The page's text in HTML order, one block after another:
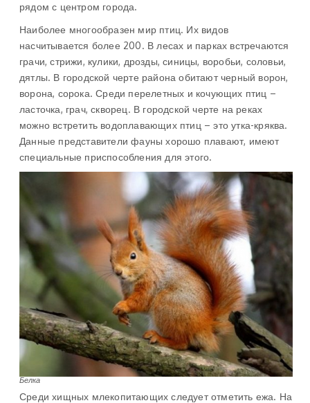
рядом с центром города.
Наиболее многообразен мир птиц. Их видов
насчитывается более 200. В лесах и парках встречаются
грачи, стрижи, кулики, дрозды, синицы, воробьи, соловьи,
дятлы. В городской черте района обитают черный ворон,
ворона, сорока. Среди перелетных и кочующих птиц –
ласточка, грач, скворец. В городской черте на реках
можно встретить водоплавающих птиц – это утка-кряква.
Данные представители фауны хорошо плавают, имеют
специальные приспособления для этого.
Белка
Среди хищных млекопитающих следует отметить ежа. На